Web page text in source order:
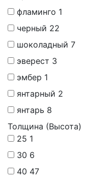
фламинго 1
черный 22
шоколадный 7
эверест 3
эмбер 1
янтарный 2
янтарь 8
Толщина (Высота)
25 1
30 6
40 47